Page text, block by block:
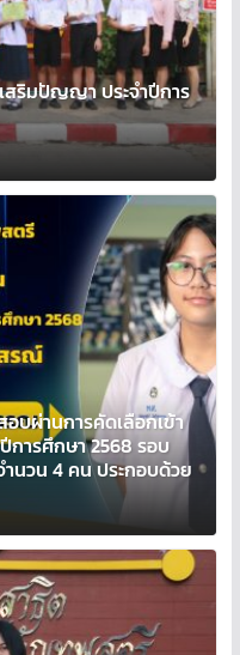
สริมปัญญา ประจำปีการ
บผ่านการคัดเลือกเข้า
ารศึกษา 2568 รอบ
นวน 4 คน ประกอบด้วย